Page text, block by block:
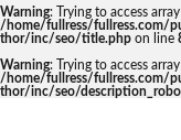
Warning: Trying to access
/home/fullress/fullress.com/
thor/inc/seo/title.php on line
Warning: Trying to access
/home/fullress/fullress.com/
thor/inc/seo/